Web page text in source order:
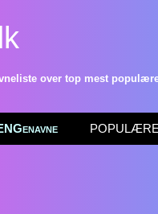
over top mest
POPULÆRE